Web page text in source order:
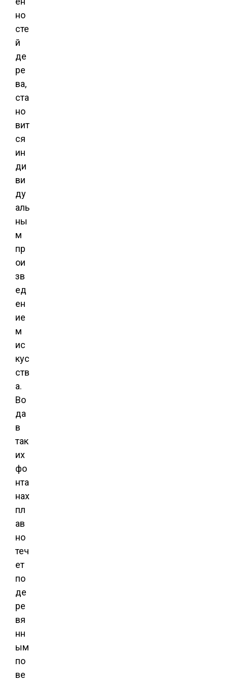
но
сте
й
де
ре
ва,
ста
но
вит
ся
ин
ди
ви
ду
аль
ны
м
пр
ои
зв
ед
ен
ие
м
ис
кус
ств
а.
Во
да
в
так
их
фо
нта
нах
пл
ав
но
теч
ет
по
де
ре
вя
нн
ым
по
ве